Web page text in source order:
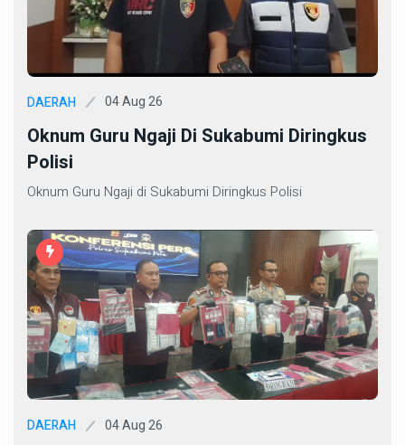
DAERAH 04 Aug 26
Oknum Guru Ngaji Di Sukabumi Diringkus
Polisi
Oknum Guru Ngaji di Sukabumi Diringkus Polisi
DAERAH 04 Aug 26